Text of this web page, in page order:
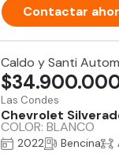
Contactar
Caldo y Santi
Las Condes
Chevrolet
COLOR: BLANCO
2022 Bencina